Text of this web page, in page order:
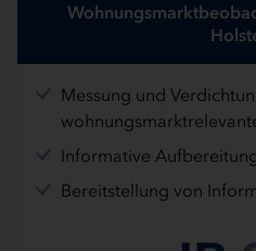
Messung und
Informative
Bereitstellung von